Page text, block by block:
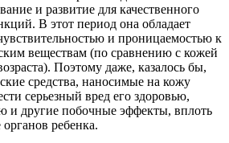
и развитие для качественного
В этот период она обладает
и проницаемостью к
веществам (по сравнению с кожей
Поэтому даже, казалось бы,
средства, наносимые на кожу
серьезный вред его здоровью,
и другие побочные эффекты, вплоть
ребенка.